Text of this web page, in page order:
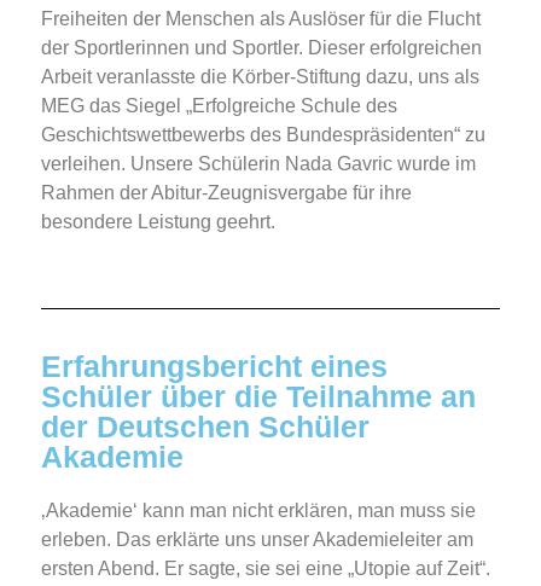
Freiheiten der Menschen als Auslöser für die Flucht
der Sportlerinnen und Sportler. Dieser erfolgreichen
Arbeit veranlasste die Körber-Stiftung dazu, uns als
MEG das Siegel „Erfolgreiche Schule des
Geschichtswettbewerbs des Bundespräsidenten“ zu
verleihen. Unsere Schülerin Nada Gavric wurde im
Rahmen der Abitur-Zeugnisvergabe für ihre
besondere Leistung geehrt.
Erfahrungsbericht eines
Schüler über die Teilnahme an
der Deutschen Schüler
Akademie
‚Akademie‘ kann man nicht erklären, man muss sie
erleben. Das erklärte uns unser Akademieleiter am
ersten Abend. Er sagte, sie sei eine „Utopie auf Zeit“.